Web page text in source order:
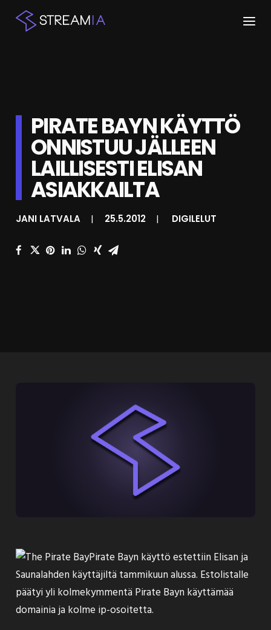
STREAMIT
KESKUSTELU
SHOP
HAKU
PIRATE BAYN KÄYTTÖ
ONNISTUU JÄLLEEN
LAILLISESTI ELISAN
ASIAKKAILTA
JANI LATVALA | 25.5.2012 | DIGILELUT
Pirate Bayn käyttö estettiin Elisan ja
Saunalahden käyttäjiltä tammikuun alussa. Estolistalle
päätyi yli kolmekymmentä Pirate Bayn käyttämää
domainia ja kolme ip-osoitetta.